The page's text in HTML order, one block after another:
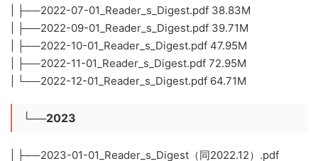
| ├──2022-07-01_Reader_s_Digest.pdf 38.83M
| ├──2022-09-01_Reader_s_Digest.pdf 39.71M
| ├──2022-10-01_Reader_s_Digest.pdf 47.95M
| ├──2022-11-01_Reader_s_Digest.pdf 72.95M
| └──2022-12-01_Reader_s_Digest.pdf 64.71M
└──2023
| ├──2023-01-01_Reader_s_Digest（同2022.12）.pdf